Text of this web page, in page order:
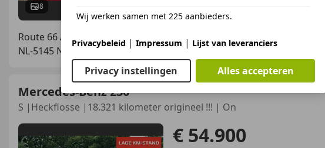
8 01/1983
Route 66 Auctions
NL-5145 NA WAALWIJK
Mercedes-Benz 230
S |Heckflosse |18.321 kilometer origineel !!! | On
€ 54.900
Wij werken samen met 225 aanbieders.
Privacybeleid | Impressum | Lijst van leveranciers
Privacy instellingen Alles accepteren